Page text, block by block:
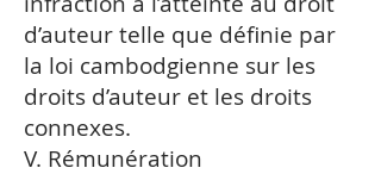
d’auteur telle que définie par
la loi cambodgienne sur les
droits d’auteur et les droits
connexes.
V. Rémunération